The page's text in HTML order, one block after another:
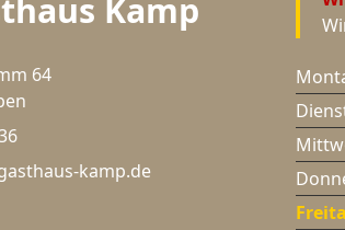
Kamp
64
kamp.de